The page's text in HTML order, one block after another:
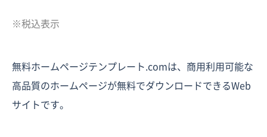
※税込表示
無料ホームページテンプレート.comは、商用利用可能な
高品質のホームページが無料でダウンロードできるWeb
サイトです。